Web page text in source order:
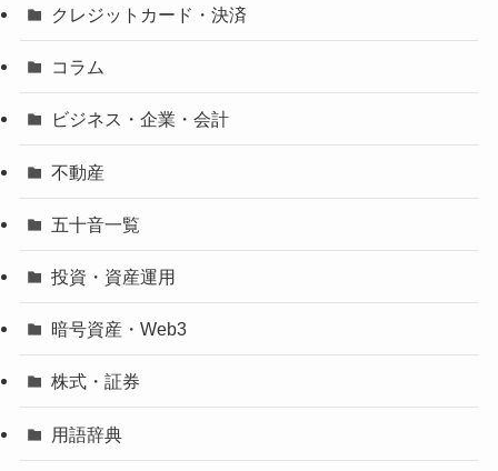
クレジットカード・決済
コラム
ビジネス・企業・会計
不動産
五十音一覧
投資・資産運用
暗号資産・Web3
株式・証券
用語辞典